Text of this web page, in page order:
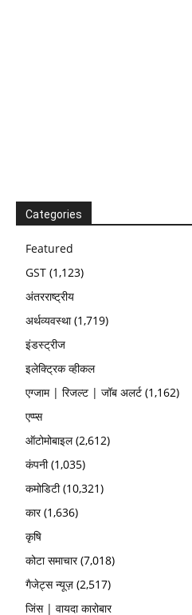
Categories
Featured
GST (1,123)
अंतरराष्ट्रीय
अर्थव्यवस्था(1,719)
इंडस्ट्रीज
इलेक्ट्रिक व्हीकल
एग्जाम | रिजल्ट | जॉब अलर्ट (1,162)
एप्प्स
ऑटोमोबाइल(2,612)
कंपनी(1,035)
कमोडिटी(10,321)
कार(1,636)
कृषि
कोटा समाचार(7,018)
गैजेट्स न्यूज़ (2,517)
जिंस | वायदा कारोबार